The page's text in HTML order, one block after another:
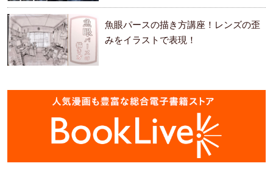
ます。
魚眼パースの描き方講座！レンズの歪
みをイラストで表現！